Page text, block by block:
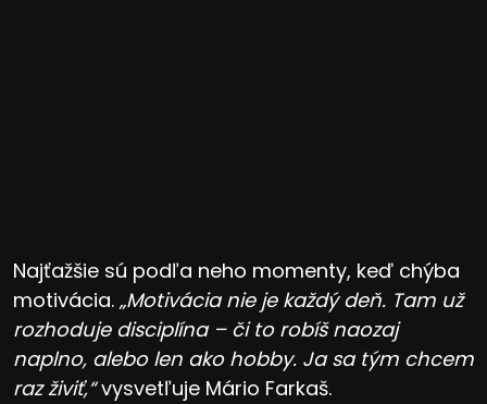
Najťažšie sú podľa neho momenty, keď chýba
motivácia. „Motivácia nie je každý deň. Tam už
rozhoduje disciplína – či to robíš naozaj
naplno, alebo len ako hobby. Ja sa tým chcem
raz živiť,“vysvetľuje Mário Farkaš.